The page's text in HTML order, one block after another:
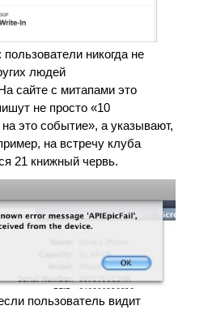
никогда не
людей
сайте с митапами это
не просто «10
это событие», а указывают,
на встречу клуба
21 книжный червь.
пользователь видит